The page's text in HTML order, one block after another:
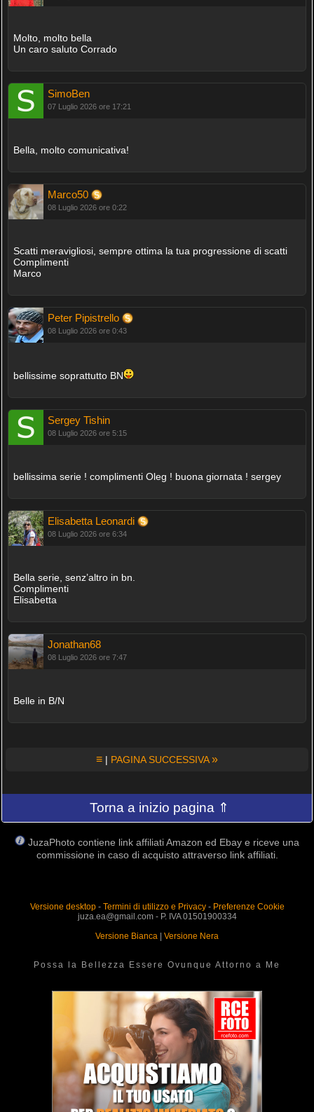
Molto, molto bella
Un caro saluto Corrado
SimoBen
07 Luglio 2026 ore 17:21
Bella, molto comunicativa!
Marco50
08 Luglio 2026 ore 0:22
Scatti meravigliosi, sempre ottima la tua progressione di scatti
Complimenti
Marco
Peter Pipistrello
08 Luglio 2026 ore 0:43
bellissime soprattutto BN
Sergey Tishin
08 Luglio 2026 ore 5:15
bellissima serie ! complimenti Oleg ! buona giornata ! sergey
Elisabetta Leonardi
08 Luglio 2026 ore 6:34
Bella serie, senz’altro in bn.
Complimenti
Elisabetta
Jonathan68
08 Luglio 2026 ore 7:47
Belle in B/N
≡ | PAGINA SUCCESSIVA»
Torna a inizio pagina ⇑
JuzaPhoto contiene link affiliati Amazon ed Ebay e riceve una
commissione in caso di acquisto attraverso link affiliati.
Versione desktop- Termini di utilizzo e Privacy- Preferenze Cookie
juza.ea@gmail.com - P. IVA 01501900334
Versione Bianca | Versione Nera
Possa la Bellezza Essere Ovunque Attorno a Me